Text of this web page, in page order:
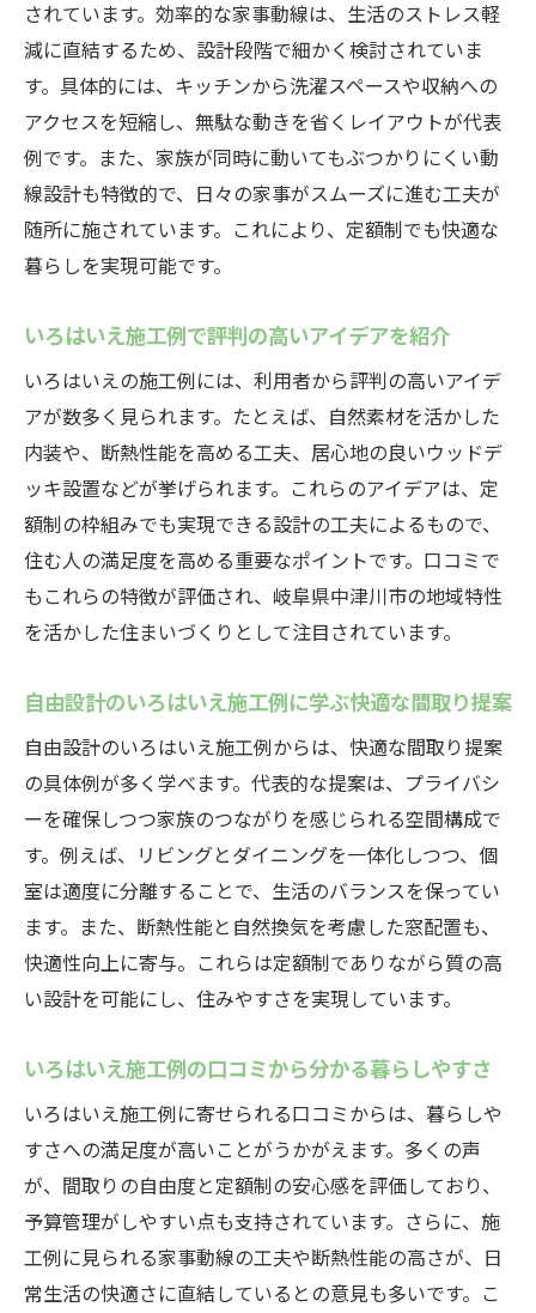
されています。効率的な家事動線は、生活のストレス軽
減に直結するため、設計段階で細かく検討されていま
す。具体的には、キッチンから洗濯スペースや収納への
アクセスを短縮し、無駄な動きを省くレイアウトが代表
例です。また、家族が同時に動いてもぶつかりにくい動
線設計も特徴的で、日々の家事がスムーズに進む工夫が
随所に施されています。これにより、定額制でも快適な
暮らしを実現可能です。
いろはいえ施工例で評判の高いアイデアを紹介
いろはいえの施工例には、利用者から評判の高いアイデ
アが数多く見られます。たとえば、自然素材を活かした
内装や、断熱性能を高める工夫、居心地の良いウッドデ
ッキ設置などが挙げられます。これらのアイデアは、定
額制の枠組みでも実現できる設計の工夫によるもので、
住む人の満足度を高める重要なポイントです。口コミで
もこれらの特徴が評価され、岐阜県中津川市の地域特性
を活かした住まいづくりとして注目されています。
自由設計のいろはいえ施工例に学ぶ快適な間取り提案
自由設計のいろはいえ施工例からは、快適な間取り提案
の具体例が多く学べます。代表的な提案は、プライバシ
ーを確保しつつ家族のつながりを感じられる空間構成で
す。例えば、リビングとダイニングを一体化しつつ、個
室は適度に分離することで、生活のバランスを保ってい
ます。また、断熱性能と自然換気を考慮した窓配置も、
快適性向上に寄与。これらは定額制でありながら質の高
い設計を可能にし、住みやすさを実現しています。
いろはいえ施工例の口コミから分かる暮らしやすさ
いろはいえ施工例に寄せられる口コミからは、暮らしや
すさへの満足度が高いことがうかがえます。多くの声
が、間取りの自由度と定額制の安心感を評価しており、
予算管理がしやすい点も支持されています。さらに、施
工例に見られる家事動線の工夫や断熱性能の高さが、日
常生活の快適さに直結しているとの意見も多いです。こ